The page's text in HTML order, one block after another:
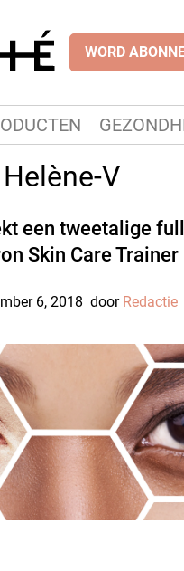
WORD
V
een tweetalige
Skin Care
6, 2018 door Redactie